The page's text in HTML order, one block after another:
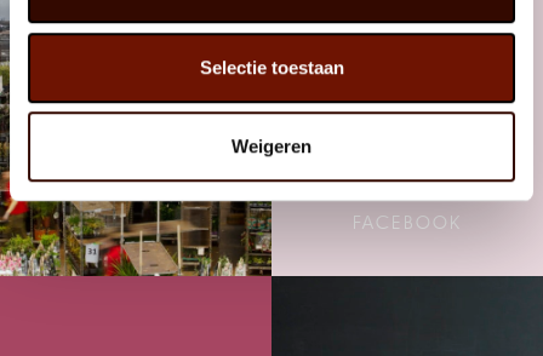
Selectie toestaan
Weigeren
FACEBOOK